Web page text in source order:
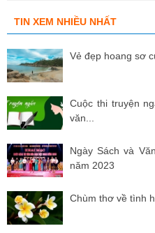
TIN XEM NHIỀU NHẤT
Vẻ đẹp hoang sơ
Cuộc thi truyện
văn...
Ngày Sách và
năm 2023
Chùm thơ về tình